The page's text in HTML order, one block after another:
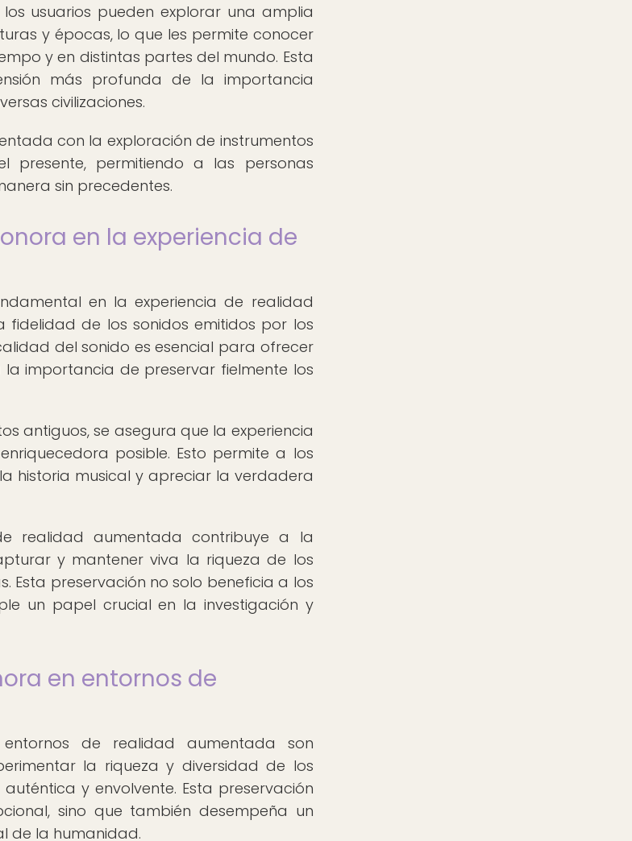
usuarios pueden explorar una amplia
y épocas, lo que les permite conocer
y en distintas partes del mundo. Esta
más profunda de la importancia
civilizaciones.
con la exploración de instrumentos
permitiendo a las personas
sin precedentes.
en la experiencia de
en la experiencia de realidad
de los sonidos emitidos por los
del sonido es esencial para ofrecer
importancia de preservar fielmente los
antiguos, se asegura que la experiencia
posible. Esto permite a los
historia musical y apreciar la verdadera
realidad aumentada contribuye a la
y mantener viva la riqueza de los
Esta preservación no solo beneficia a los
un papel crucial en la investigación y
en entornos de
de realidad aumentada son
la riqueza y diversidad de los
y envolvente. Esta preservación
sino que también desempeña un
de la humanidad.